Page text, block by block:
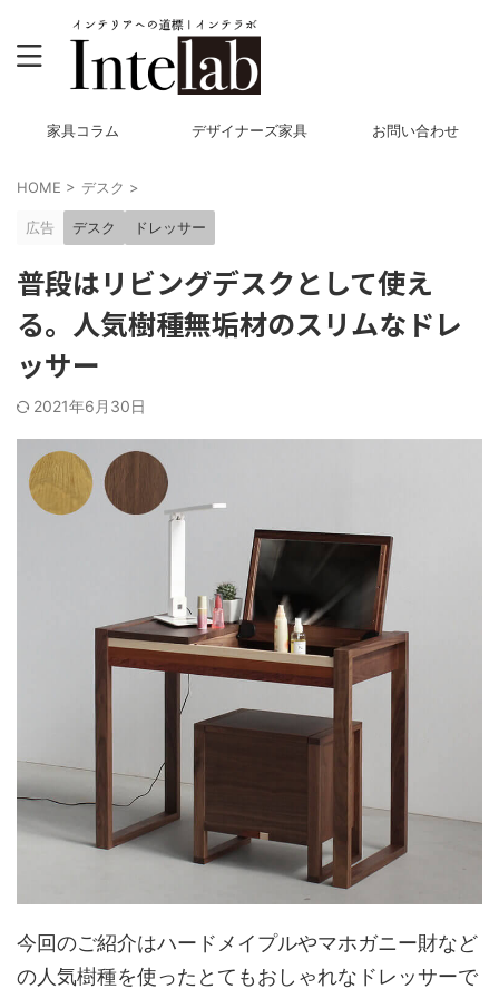
家具コラム デザイナーズ家具 お問い合わせ
HOME > デスク >
広告 デスク ドレッサー
普段はリビングデスクとして使え
る。人気樹種無垢材のスリムなドレ
ッサー
2021年6月30日
今回のご紹介はハードメイプルやマホガニー財など
の人気樹種を使ったとてもおしゃれなドレッサーで